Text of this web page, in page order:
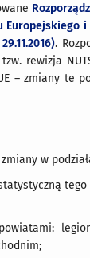
.
rewizja
– zmiany te
w